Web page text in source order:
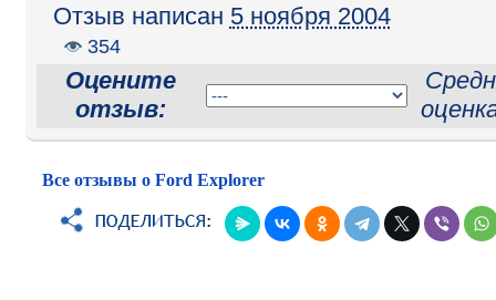
Отзыв написан 5 ноября 2004
354
Оцените
отзыв:
Все отзывы о Ford Explorer